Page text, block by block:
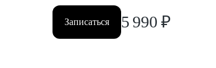
Записаться 5 990 ₽